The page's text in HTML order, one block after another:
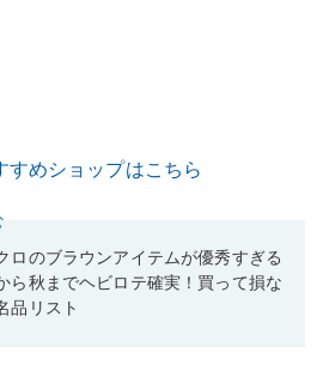
すめショップはこちら
ロのブラウンアイテムが優秀すぎる
ら秋までヘビロテ確実！買って損な
品リスト